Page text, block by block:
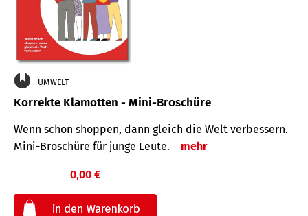
UMWELT
Korrekte Klamotten - Mini-Broschüre
Wenn schon shoppen, dann gleich die Welt verbessern.
Mini-Broschüre für junge Leute.
mehr
0,00 €